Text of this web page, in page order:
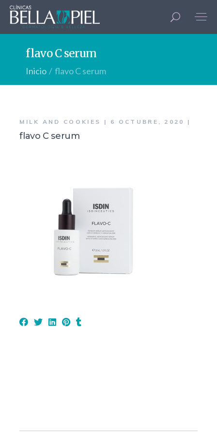
flavo C serum
Inicio flavo C serum
MILK AND COOKIES 6 OCTUBRE, 2020
flavo C serum